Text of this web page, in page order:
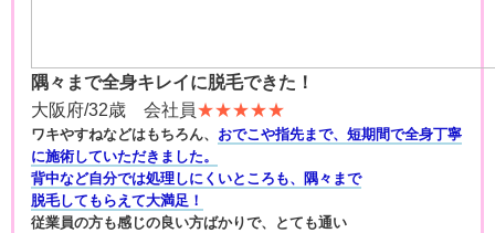
隅々まで全身キレイに脱毛できた！
大阪府/32歳 会社員★★★★★
ワキやすねなどはもちろん、 おでこや指先まで、短期間で全身丁寧
に施術していただきました。
背中など自分では処理しにくいところも、隅々まで
脱毛してもらえて大満足！
従業員の方も感じの良い方ばかりで、とても通い